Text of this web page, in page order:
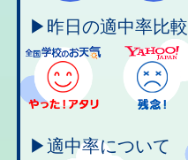
▶昨日の適中率比較
▶適中率について